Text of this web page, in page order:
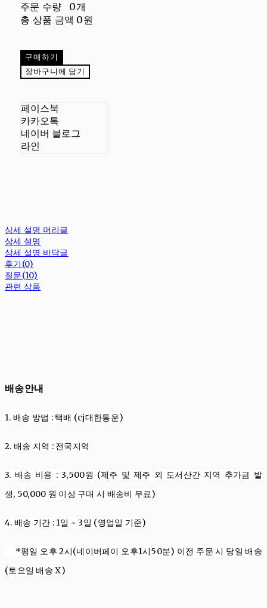
주문 수량
0개
총 상품 금액 0원
구매하기
장바구니에 담기
페이스북
카카오톡
네이버 블로그
라인
상세 설명 머리글
상세 설명
상세 설명 바닥글
후기(0)
질문(10)
관련 상품
배송안내
1. 배송 방법 : 택배 (cj대한통운)
2. 배송 지역 : 전국지역
3. 배송 비용 : 3,500원 (제주 및 제주 외 도서산간 지역 추가금 발
생, 50,000 원 이상 구매 시 배송비 무료)
4. 배송 기간 : 1일 ~ 3일 (영업일 기준)
*평일 오후 2시(네이버페이 오후1시50분) 이전 주문 시 당일 배송
(토요일 배송 X)